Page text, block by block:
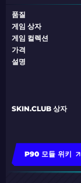
품질
게임 상자
게임 컬렉션
가격
설명
SKIN.CLUB 상자
P90 모듈 위키